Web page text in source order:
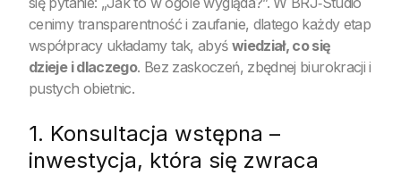
cenimy transparentność i zaufanie, dlatego każdy etap
współpracy układamy tak, abyś wiedział, co się
dzieje i dlaczego. Bez zaskoczeń, zbędnej biurokracji i
pustych obietnic.
1. Konsultacja wstępna –
inwestycja, która się zwraca